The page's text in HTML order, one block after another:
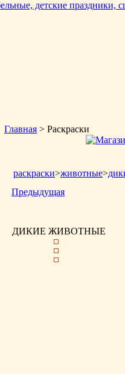
Главная > Раскраски
раскраски>животные>
Предыдущая
ДИКИЕ ЖИВОТНЫЕ